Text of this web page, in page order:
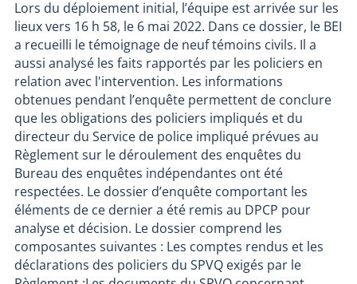
Lors du déploiement initial, l’équipe est arrivée sur les
lieux vers 16 h 58, le 6 mai 2022. Dans ce dossier, le BEI
a recueilli le témoignage de neuf témoins civils. Il a
aussi analysé les faits rapportés par les policiers en
relation avec l'intervention. Les informations
obtenues pendant l’enquête permettent de conclure
que les obligations des policiers impliqués et du
directeur du Service de police impliqué prévues au
Règlement sur le déroulement des enquêtes du
Bureau des enquêtes indépendantes ont été
respectées. Le dossier d’enquête comportant les
éléments de ce dernier a été remis au DPCP pour
analyse et décision. Le dossier comprend les
composantes suivantes : Les comptes rendus et les
déclarations des policiers du SPVQ exigés par le